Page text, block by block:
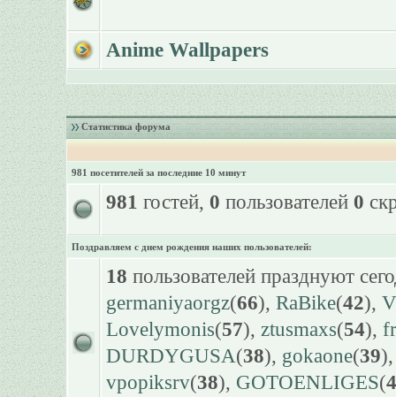
Anime Wallpapers
Статистика форума
981 посетителей за последние 10 минут
981 гостей, 0 пользователей 0
Поздравляем с днем рождения наших пользователей:
18 пользователей празднуют
germaniyaorgz(66), RaBike(42),
Lovelymonis(57), ztusmaxs(54),
DURDYGUSA(38), gokaone(39
vpopiksrv(38), GOTOENLIGES(